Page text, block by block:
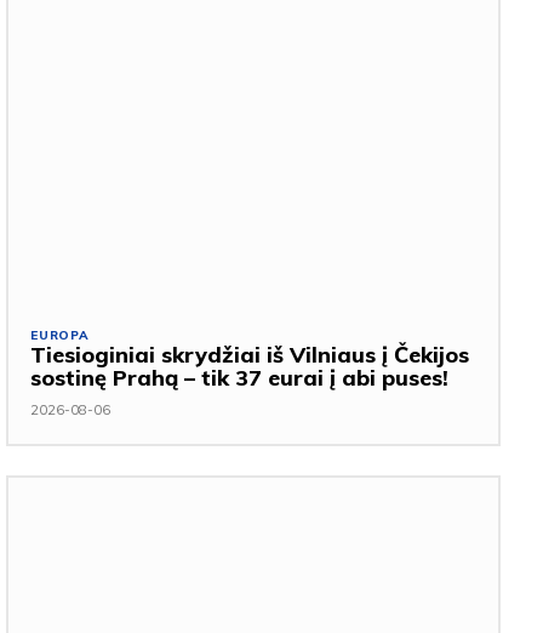
EUROPA
Tiesioginiai skrydžiai iš Vilniaus į Čekijos
sostinę Prahą – tik 37 eurai į abi puses!
2026-08-06